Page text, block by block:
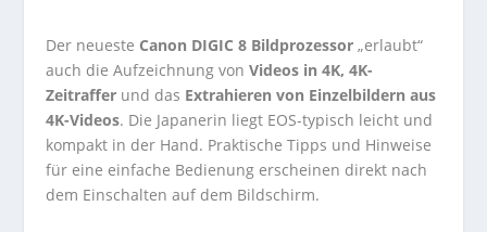
Der neueste Canon DIGIC 8 Bildprozessor „erlaubt“
auch die Aufzeichnung vonVideos in 4K, 4K-
Zeitraffer und das Extrahieren von Einzelbildern aus
4K-Videos. Die Japanerin liegt EOS-typisch leicht und
kompakt in der Hand. Praktische Tipps und Hinweise
für eine einfache Bedienung erscheinen direkt nach
dem Einschalten auf dem Bildschirm.